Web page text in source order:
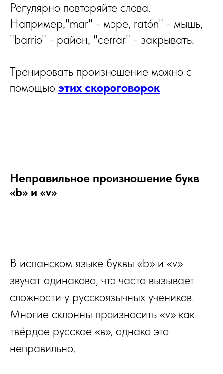
Регулярно повторяйте слова.
Например,"mar" - море, ratón" - мышь,
"barrio" - район, "cerrar" - закрывать.
Тренировать произношение можно с
помощью этих скороговорок
Неправильное произношение букв
«b» и «v»
В испанском языке буквы «b» и «v»
звучат одинаково, что часто вызывает
сложности у русскоязычных учеников.
Многие склонны произносить «v» как
твёрдое русское «в», однако это
неправильно.